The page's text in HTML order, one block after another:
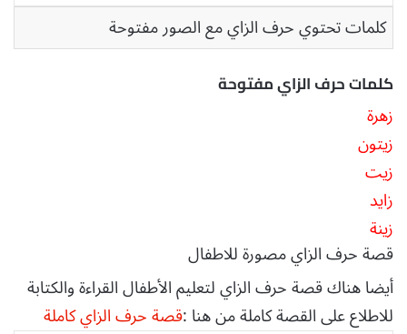
كلمات تحتوي حرف الزاي مع الصور مفتوحة
كلمات حرف الزاي مفتوحة
زهرة
زيتون
زيت
زايد
زينة
قصة حرف الزاي مصورة للاطفال
أيضا هناك قصة حرف الزاي لتعليم الأطفال القراءة والكتابة
للاطلاع على القصة كاملة من هنا :قصة حرف الزاي كاملة